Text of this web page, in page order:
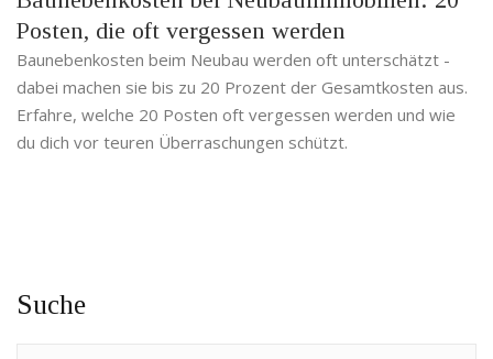
Posten, die oft vergessen werden
Baunebenkosten beim Neubau werden oft unterschätzt -
dabei machen sie bis zu 20 Prozent der Gesamtkosten aus.
Erfahre, welche 20 Posten oft vergessen werden und wie
du dich vor teuren Überraschungen schützt.
Suche